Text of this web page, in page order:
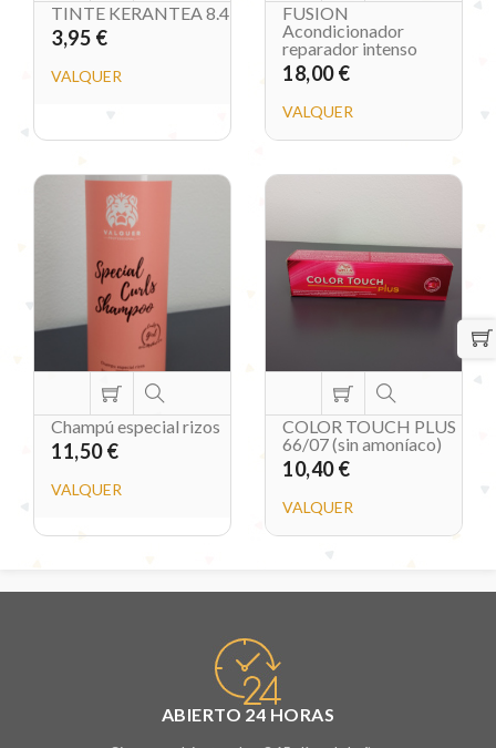
TINTE KERANTEA 8.4
3,95 €
VALQUER
FUSION
Acondicionador
reparador intenso
18,00 €
VALQUER
Champú especial rizos
11,50 €
VALQUER
COLOR TOUCH PLUS
66/07 (sin amoníaco)
10,40 €
VALQUER
ABIERTO 24 HORAS